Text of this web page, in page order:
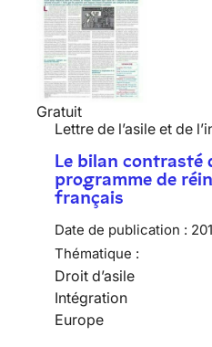
Gratuit
Lettre de l’asile et de
Le bilan contrasté
programme de
français
Date de publication :
Thématique :
Droit d’asile
Intégration
Europe